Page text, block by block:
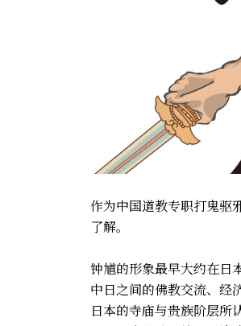
作为中国道教专职打鬼驱
了解。
钟馗的形象最早大约在日
中日之间的佛教交流、经
日本的寺庙与贵族阶层